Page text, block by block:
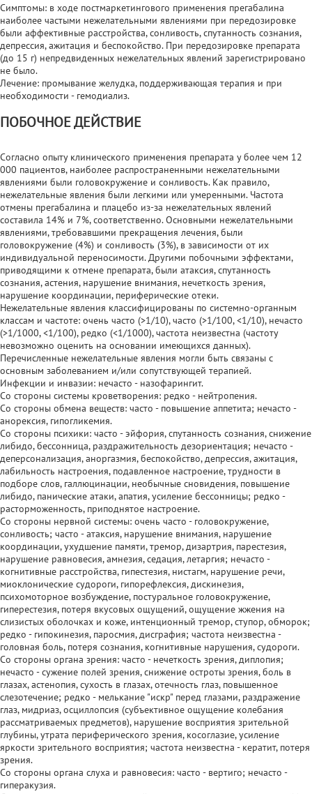
Симптомы: в ходе постмаркетингового применения прегабалина
наиболее частыми нежелательными явлениями при передозировке
были аффективные расстройства, сонливость, спутанность сознания,
депрессия, ажитация и беспокойство. При передозировке препарата
(до 15 г) непредвиденных нежелательных явлений зарегистрировано
не было.
Лечение: промывание желудка, поддерживающая терапия и при
необходимости - гемодиализ.
ПОБОЧНОЕ ДЕЙСТВИЕ
Согласно опыту клинического применения препарата у более чем 12
000 пациентов, наиболее распространенными нежелательными
явлениями были головокружение и сонливость. Как правило,
нежелательные явления были легкими или умеренными. Частота
отмены прегабалина и плацебо из-за нежелательных явлений
составила 14% и 7%, соответственно. Основными нежелательными
явлениями, требовавшими прекращения лечения, были
головокружение (4%) и сонливость (3%), в зависимости от их
индивидуальной переносимости. Другими побочными эффектами,
приводящими к отмене препарата, были атаксия, спутанность
сознания, астения, нарушение внимания, нечеткость зрения,
нарушение координации, периферические отеки.
Нежелательные явления классифицированы по системно-органным
классам и частоте: очень часто (>1/10), часто (>1/100, <1/10), нечасто
(>1/1000, <1/100), редко (<1/1000), частота неизвестна (частоту
невозможно оценить на основании имеющихся данных).
Перечисленные нежелательные явления могли быть связаны с
основным заболеванием и/или сопутствующей терапией.
Инфекции и инвазии: нечасто - назофарингит.
Со стороны системы кроветворения: редко - нейтропения.
Со стороны обмена веществ: часто - повышение аппетита; нечасто -
анорексия, гипогликемия.
Со стороны психики: часто - эйфория, спутанность сознания, снижение
либидо, бессонница, раздражительность дезориентация; нечасто -
деперсонализация, аноргазмия, беспокойство, депрессия, ажитация,
лабильность настроения, подавленное настроение, трудности в
подборе слов, галлюцинации, необычные сновидения, повышение
либидо, панические атаки, апатия, усиление бессонницы; редко -
расторможенность, приподнятое настроение.
Со стороны нервной системы: очень часто - головокружение,
сонливость; часто - атаксия, нарушение внимания, нарушение
координации, ухудшение памяти, тремор, дизартрия, парестезия,
нарушение равновесия, амнезия, седация, летаргия; нечасто -
когнитивные расстройства, гипестезия, нистагм, нарушение речи,
миоклонические судороги, гипорефлексия, дискинезия,
психомоторное возбуждение, постуральное головокружение,
гиперестезия, потеря вкусовых ощущений, ощущение жжения на
слизистых оболочках и коже, интенционный тремор, ступор, обморок;
редко - гипокинезия, паросмия, дисграфия; частота неизвестна -
головная боль, потеря сознания, когнитивные нарушения, судороги.
Со стороны органа зрения: часто - нечеткость зрения, диплопия;
нечасто - сужение полей зрения, снижение остроты зрения, боль в
глазах, астенопия, сухость в глазах, отечность глаз, повышенное
слезотечение; редко - мелькание "искр" перед глазами, раздражение
глаз, мидриаз, осциллопсия (субъективное ощущение колебания
рассматриваемых предметов), нарушение восприятия зрительной
глубины, утрата периферического зрения, косоглазие, усиление
яркости зрительного восприятия; частота неизвестна - кератит, потеря
зрения.
Со стороны органа слуха и равновесия: часто - вертиго; нечасто -
гиперакузия.